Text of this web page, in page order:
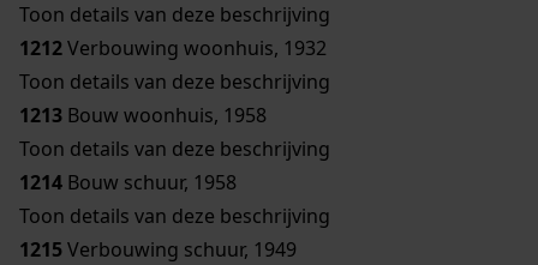
Toon details van deze beschrijving
1212Verbouwing woonhuis, 1932
Toon details van deze beschrijving
1213 Bouw woonhuis, 1958
Toon details van deze beschrijving
1214 Bouw schuur, 1958
Toon details van deze beschrijving
1215Verbouwing schuur, 1949